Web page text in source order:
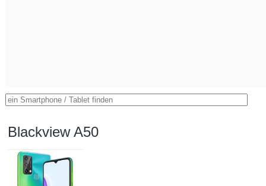
Blackview A50